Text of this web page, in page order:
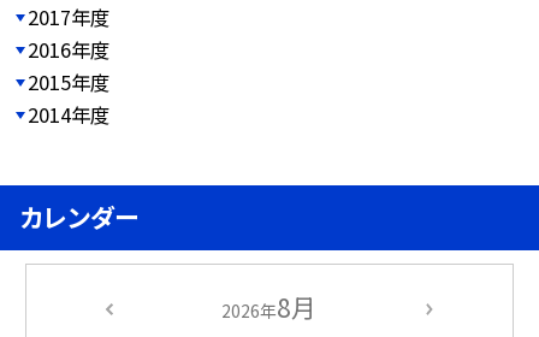
2017年度
2016年度
2015年度
2014年度
カレンダー
2026年8月